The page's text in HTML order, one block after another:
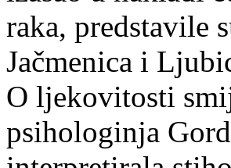
raka, predstavile
Jačmenica i
O ljekovitosti
psihologinja